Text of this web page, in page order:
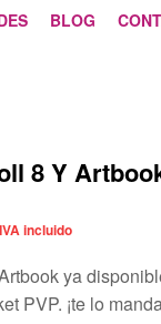
BLOG
8 Y
IVA incluido
ya
PVP. ¡te lo